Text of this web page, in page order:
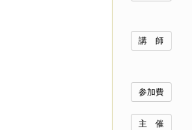
講 師
参加費
主 催